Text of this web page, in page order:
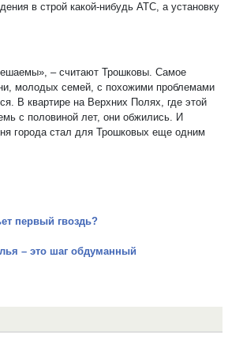
в строй какой-нибудь АТС, а установку
– считают Трошковы. Самое
молодых семей, с похожими проблемами
В квартире на Верхних Полях, где этой
с половиной лет, они обжились. И
города стал для Трошковых еще одним
первый гвоздь?
– это шаг обдуманный